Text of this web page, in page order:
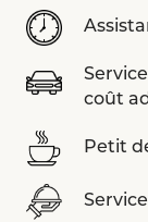
coût
Petit